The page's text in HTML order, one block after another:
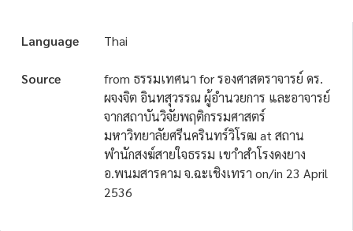
Language Thai
Source
from ธรรมเทศนา for รองศาสตราจารย์ ดร.
ผจงจิต อินทสุวรรณ ผู้อำนวยการ และอาจารย์
จากสถาบันวิจัยพฤติกรรมศาสตร์
มหาวิทยาลัยศรีนครินทร์วิโรฒ at สถาน
พำนักสงฆ์สายใจธรรม เขาำสำโรงดงยาง
อ.พนมสารคาม จ.ฉะเชิงเทรา on/in 23 April
2536